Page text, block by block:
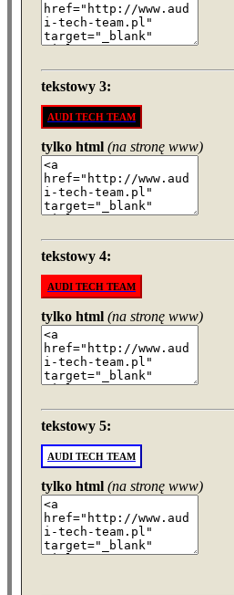
tekstowy 3:
AUDI TECH TEAM
tylko html (na stronę www)
tekstowy 4:
AUDI TECH TEAM
tylko html (na stronę www)
tekstowy 5:
AUDI TECH TEAM
tylko html (na stronę www)